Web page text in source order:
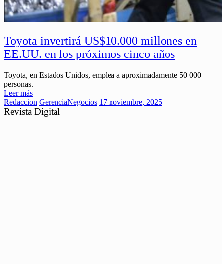
Toyota invertirá US$10.000 millones en
EE.UU. en los próximos cinco años
Toyota, en Estados Unidos, emplea a aproximadamente 50 000
personas.
Leer más
Redaccion GerenciaNegocios 17 noviembre, 2025
Revista Digital